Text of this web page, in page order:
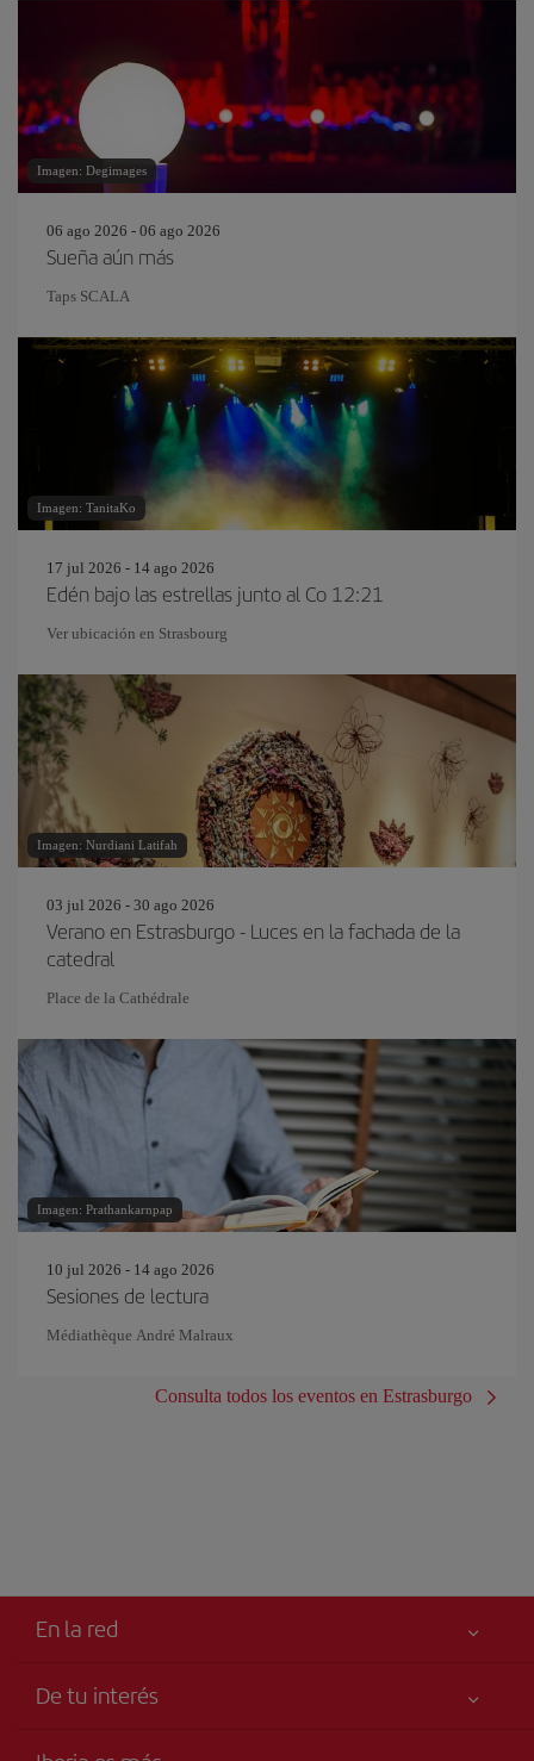
Imagen: Degimages
06 ago 2026 - 06 ago 2026
Sueña aún más
Taps SCALA
Imagen: TanitaKo
17 jul 2026 - 14 ago 2026
Edén bajo las estrellas junto al Co 12:21
Ver ubicación en Strasbourg
Imagen: Nurdiani Latifah
03 jul 2026 - 30 ago 2026
Verano en Estrasburgo - Luces en la fachada de la
catedral
Place de la Cathédrale
Imagen: Prathankarnpap
10 jul 2026 - 14 ago 2026
Sesiones de lectura
Médiathèque André Malraux
Consulta todos los eventos en Estrasburgo
En la red
De tu interés